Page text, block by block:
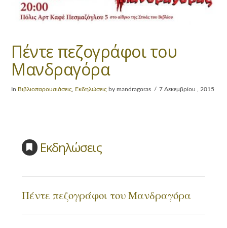
Πέντε πεζογράφοι του
Μανδραγόρα
In Βιβλιοπαρουσιάσεις, Εκδηλώσεις by mandragoras 7 Δεκεμβρίου , 2015
Εκδηλώσεις
Πέντε πεζογράφοι του Μανδραγόρα